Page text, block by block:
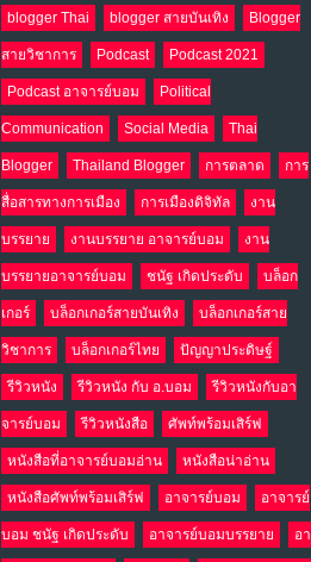
9
10
blogger Thai blogger สายบันเทิง Blogger
สายวิชาการ Podcast Podcast 2021
Podcast อาจารย์บอม Political
Communication Social Media Thai
Blogger Thailand Blogger การตลาด การ
สื่อสารทางการเมือง การเมืองดิจิทัล งาน
บรรยาย งานบรรยาย อาจารย์บอม งาน
บรรยายอาจารย์บอม ชนัฐ เกิดประดับ บล็อก
เกอร์ บล็อกเกอร์สายบันเทิง บล็อกเกอร์สาย
วิชาการ บล็อกเกอร์ไทย ปัญญาประดิษฐ์
รีวิวหนัง รีวิวหนัง กับ อ.บอม รีวิวหนังกับอา
จารย์บอม รีวิวหนังสือ ศัพท์พร้อมเสิร์ฟ
หนังสือที่อาจารย์บอมอ่าน หนังสือน่าอ่าน
หนังสือศัพท์พร้อมเสิร์ฟ อาจารย์บอม อาจารย์
บอม ชนัฐ เกิดประดับ อาจารย์บอมบรรยาย อา